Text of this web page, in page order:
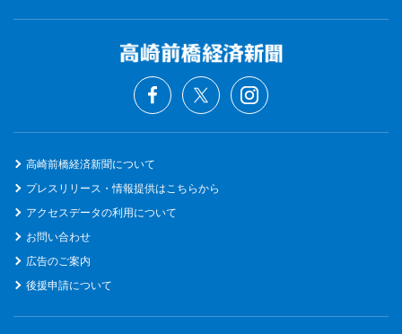
高崎前橋経済新聞について
プレスリリース・情報提供はこちらから
アクセスデータの利用について
お問い合わせ
広告のご案内
後援申請について